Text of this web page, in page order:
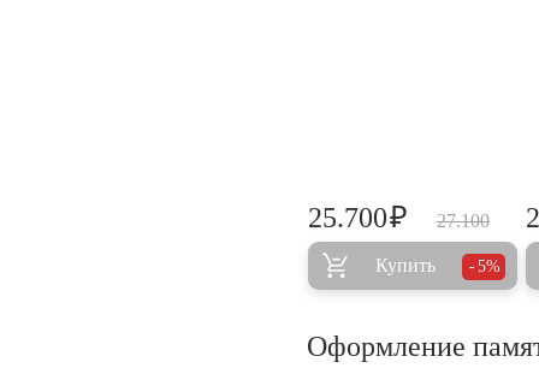
27.100
25.700₽
Купить 5%
Оформление